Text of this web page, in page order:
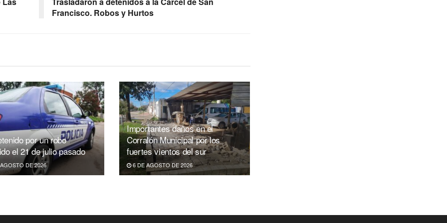
Francisco. Robos y Hurtos
por un robo
el 21 de julio pasado
DE 2026
Importantes daños en el
Corralón Municipal por los
fuertes vientos del sur
6 DE AGOSTO DE 2026